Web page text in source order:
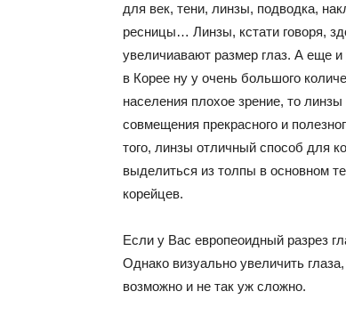
для век, тени, линзы, подводка,
ресницы… Линзы, кстати говоря,
увеличиавают размер глаз. А еще и
в Корее ну у очень большого
населения плохое зрение, то линзы
совмещения прекрасного и
того, линзы отличный способ для
выделиться из толпы в основном
корейцев.
Если у Вас европеоидный разрез
Однако визуально увеличить
возможно и не так уж сложно.